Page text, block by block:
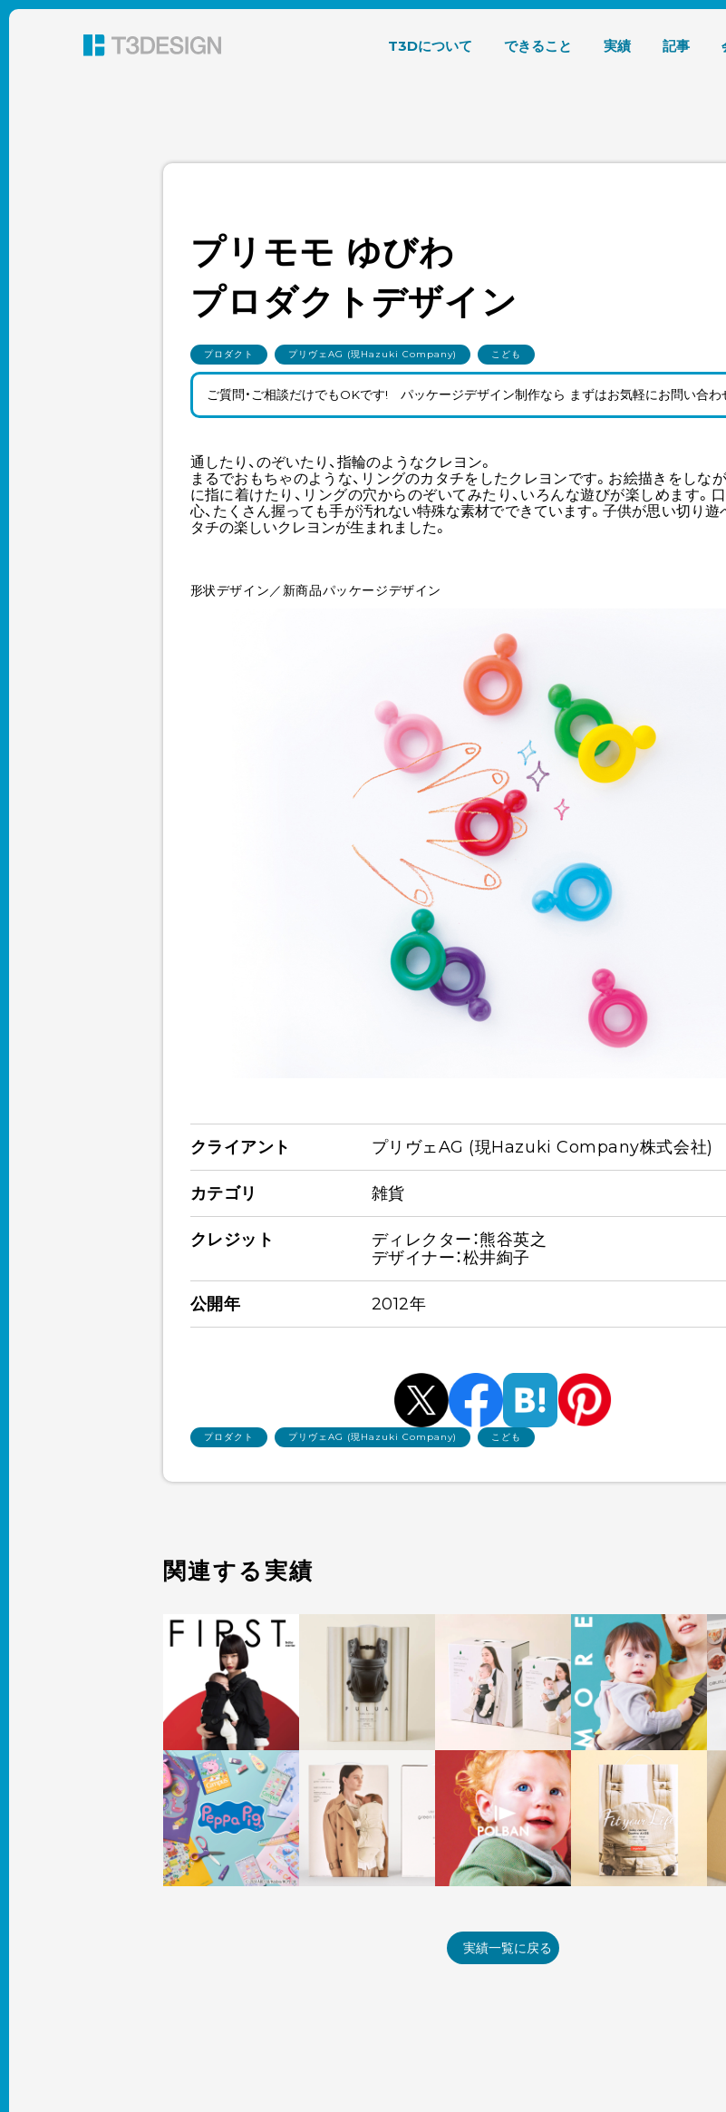
東京都渋谷のパッケージデザイン・グラフィックデザイン 株式会社T3デザイン
T3Dについて できること 実績 記事
プリモモ ゆびわ
プロダクトデザイン
プロダクト プリヴェAG (現Hazuki Company) こども
ご質問・ご相談だけでもOKです! パッケージデザイン制作なら まずはお気軽にお問い合わ
通したり、のぞいたり、指輪のようなクレヨン。
まるでおもちゃのような、リングのカタチをしたクレヨンです。お絵描きをしな
に指に着けたり、リングの穴からのぞいてみたり、いろんな遊びが楽しめます。
心、たくさん握っても手が汚れない特殊な素材でできています。子供が思い切り遊
タチの楽しいクレヨンが生まれました。
形状デザイン／新商品パッケージデザイン
クライアント プリヴェAG (現Hazuki Company株式会社)
カテゴリ 雑貨
クレジット
ディレクター：熊谷英之
デザイナー：松井絢子
公開年 2012年
プロダクト プリヴェAG (現Hazuki Company) こども
関連する実績
実績一覧に戻る